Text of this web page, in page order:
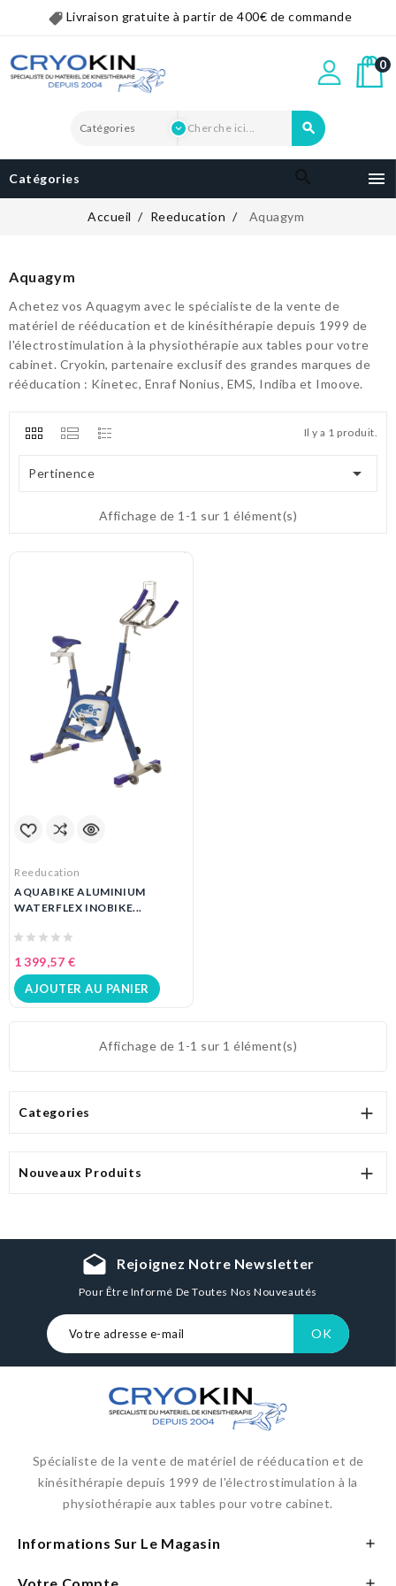
Livraison gratuite à partir de 400€ de commande
0

Catégories 
Accueil Reeducation Aquagym
Aquagym
Achetez vos Aquagym avec le spécialiste de la vente de
matériel de rééducation et de kinésithérapie depuis 1999 de
l'électrostimulation à la physiothérapie aux tables pour votre
cabinet. Cryokin, partenaire exclusif des grandes marques de
rééducation : Kinetec, Enraf Nonius, EMS, Indiba et Imoove.
Il y a 1 produit.
Pertinence 
Affichage de 1-1 sur 1 élément(s)
Reeducation
AQUABIKE ALUMINIUM
WATERFLEX INOBIKE...
1 399,57 €
AJOUTER AU PANIER
Affichage de 1-1 sur 1 élément(s)
Categories 
Nouveaux Produits 
drafts Rejoignez Notre Newsletter
Pour Être Informé De Toutes Nos Nouveautés
Spécialiste de la vente de matériel de rééducation et de
kinésithérapie depuis 1999 de l'électrostimulation à la
physiothérapie aux tables pour votre cabinet.
Informations Sur Le Magasin 
